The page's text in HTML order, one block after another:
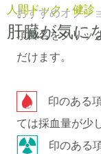
人間ドック・健診
肝臓が気に
おすすめオプシ
項目名をクリッ
だけます。
印のある
ては採血量が少
印のある